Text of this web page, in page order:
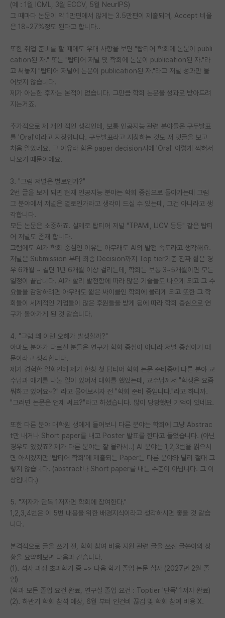
(예 : 1월 ICML, 3월 ECCV, 5월 NeurIPS)
그 때마다 논문이 약 1만편에서 많게는 3.5만편이 제출되며, Accept 비율
은 18~27%정도 된다고 합니다..
또한 취업 준비를 할 때에도 우대 사항을 보면 "탑티어 학회에 논문이 publi
cation된 자." 또는 "탑티어 저널 및 학회에 논문이 publication된 자."라
고 써놓지 "탑티어 저널에 논문이 publication된 자."라고 저널 성과만 물
어보지 않습니다.
제가 아는한 후자는 본적이 없습니다. 그만큼 학회 논문을 성과로 받아드려
지는거죠.
추가적으로 제 개인 적인 생각인데, 보통 인공지능 관련 분야들은 구두발표
를 'Oral'이라고 지칭합니다. 구두발표라고 지칭하는 것도 저 댓글을 보고
처음 알았네요. 그 이유라 함은 paper decision시에 'Oral' 이렇게 찍혀서
나오기 때문이에요.
3. "그럼 저널은 별로인가?"
2번 글을 보게 되면 현재 인공지능 분야는 학회 중심으로 돌아가는데 그럼
그 분야에서 저널은 별로인가라고 생각이 드실 수 있는데, 그건 아니라고 생
각합니다.
모든 논문은 소중하죠. 실제로 탑티어 저널 "TPAMI, IJCV 등등" 같은 탑티
어 저널도 존재 합니다.
그럼에도 AI가 학회 중심인 이유는 아무래도 AI의 발전 속도라고 생각해요.
저널은 Submission 부터 최종 Decision까지 Top tier기준 진짜 짧은 경
우 6개월 ~ 길면 1년 6개월 이상 걸리는데, 학회는 보통 3~5개월이면 모든
일정이 끝납니다. AI가 빨리 발전함에 따라 많은 기술들도 나오게 되고 그 수
요들을 감당하려면 아무래도 짧은 싸이클인 학회에 몰리게 되고 또한 그 학
회들이 세계적인 기업들이 많은 후원들을 받게 됨에 따라 학회 중심으로 연
구가 돌아가게 된 것 같습니다.
4. "그럼 왜 이런 오해가 발생할까?"
아마도 분야가 다르신 분들은 연구가 학회 중심이 아니라 저널 중심이기 때
문이라고 생각합니다.
제가 경험한 일화인데 제가 한창 첫 탑티어 학회 논문 준비중에 다른 분야 교
수님과 얘기를 나눌 일이 있어서 대화를 했었는데, 교수님께서 "학생은 요즘
뭐하고 있어요~?" 라고 물어보시자 전 "학회 준비 중입니다."라고 하니까.
"그러면 논문은 언제 써요?"라고 하셨습니다. 많이 당황했던 기억이 있네요.
또한 다른 분야 대학원 생에게 들어보니 다른 분야는 학회에 그냥 Abstrac
t만 내거나 Short paper를 내고 Poster 발표를 한다고 들었습니다. (아닌
경우도 있겠죠? 제가 다른 분야는 잘 몰라서..) AI 분야는 1,2,3번을 읽으시
면 아시겠지만 '탑티어 학회'에 제출되는 Paper는 다른 분야와 달리 절대 그
렇지 않습니다. (abstract나 Short paper를 내는 수준이 아닙니다. 그 이
상입니다.)
5. "저자가 단독 1저자면 학회에 참여한다."
1,2,3,4번은 이 5번 내용을 위한 배경지식이라고 생각하시면 좋을 것 같습
니다.
본격적으로 글을 쓰기 전, 학회 참여 비용 지원 관련 글을 쓰신 글쓴이의 상
황을 요약해보면 다음과 같습니다.
(1). 석사 과정 초과학기 중 => 다음 학기 졸업 논문 심사 (2027년 2월 졸
업)
(학과 모든 졸업 요건 완료, 연구실 졸업 요건 : Toptier '단독' 1저자 완료)
(2). 하반기 학회 참석 예상, 6월 부터 인건비 끊김 및 학회 참여 비용 X.